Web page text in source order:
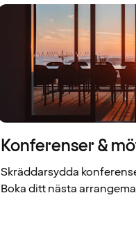
Konferenser &
Skräddarsydda
Boka ditt nästa